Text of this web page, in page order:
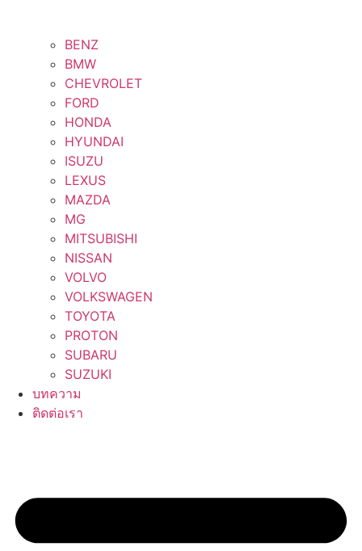
BENZ
BMW
CHEVROLET
FORD
HONDA
HYUNDAI
ISUZU
LEXUS
MAZDA
MG
MITSUBISHI
NISSAN
VOLVO
VOLKSWAGEN
TOYOTA
PROTON
SUBARU
SUZUKI
บทความ
ติดต่อเรา